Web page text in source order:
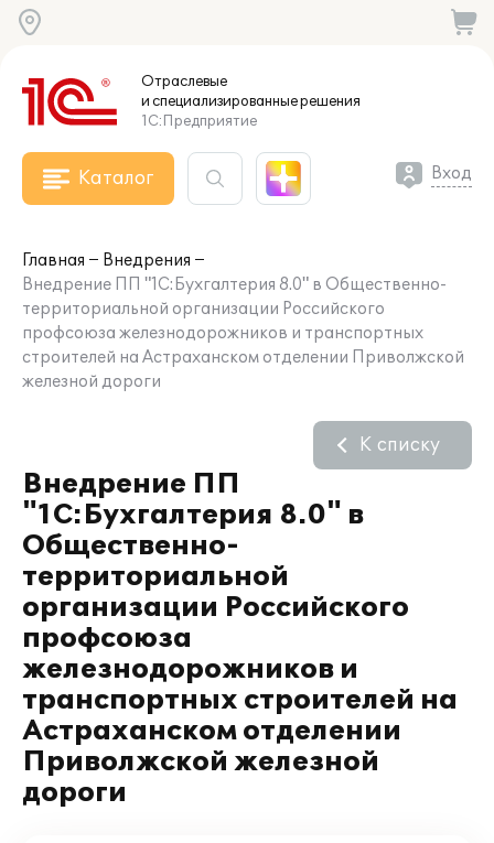
Отраслевые
и специализированныерешения
1С:Предприятие
Каталог Вход
Главная
Внедрения
Внедрение ПП "1С:Бухгалтерия 8.0" в Общественно-
территориальной организации Российского
профсоюза железнодорожников и транспортных
строителей на Астраханском отделении Приволжской
железной дороги
Внедрение ПП
"1С:Бухгалтерия 8.0" в
Общественно-
территориальной
организации Российского
профсоюза
железнодорожников и
транспортных строителей на
Астраханском отделении
Приволжской железной
дороги
К списку